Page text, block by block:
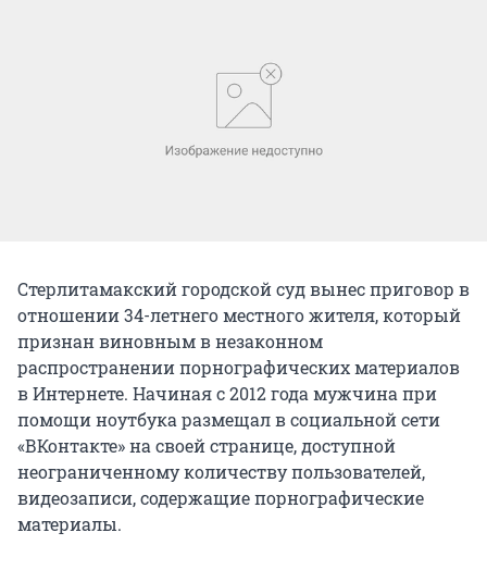
Стерлитамакский городской суд вынес приговор в
отношении 34-летнего местного жителя, который
признан виновным в незаконном
распространении порнографических материалов
в Интернете. Начиная с 2012 года мужчина при
помощи ноутбука размещал в социальной сети
«ВКонтакте» на своей странице, доступной
неограниченному количеству пользователей,
видеозаписи, содержащие порнографические
материалы.